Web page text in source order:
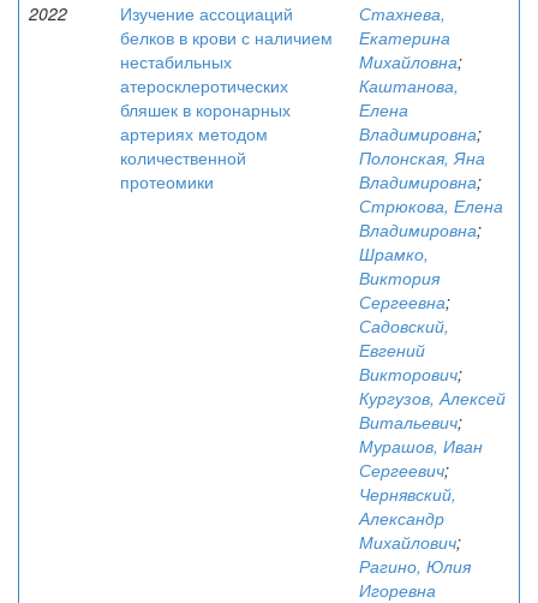
2022
Изучение ассоциаций
белков в крови с наличием
нестабильных
атеросклеротических
бляшек в коронарных
артериях методом
количественной
протеомики
Стахнева,
Екатерина
Михайловна;
Каштанова,
Елена
Владимировна;
Полонская, Яна
Владимировна;
Стрюкова, Елена
Владимировна;
Шрамко,
Виктория
Сергеевна;
Садовский,
Евгений
Викторович;
Кургузов, Алексей
Витальевич;
Мурашов, Иван
Сергеевич;
Чернявский,
Александр
Михайлович;
Рагино, Юлия
Игоревна